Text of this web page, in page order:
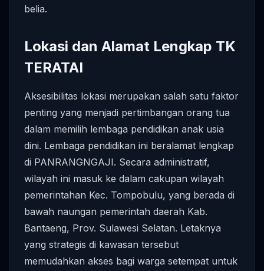
belia.
Lokasi dan Alamat Lengkap TK
TERATAI
Aksesibilitas lokasi merupakan salah satu faktor
penting yang menjadi pertimbangan orang tua
dalam memilih lembaga pendidikan anak usia
dini. Lembaga pendidikan ini beralamat lengkap
di PANRANGNGAJI. Secara administratif,
wilayah ini masuk ke dalam cakupan wilayah
pemerintahan Kec. Tompobulu, yang berada di
bawah naungan pemerintah daerah Kab.
Bantaeng, Prov. Sulawesi Selatan. Letaknya
yang strategis di kawasan tersebut
memudahkan akses bagi warga setempat untuk